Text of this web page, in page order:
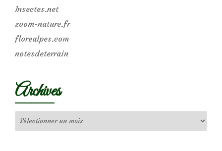
Insectes.net
zoom-nature.fr
florealpes.com
notesdeterrain
Archives